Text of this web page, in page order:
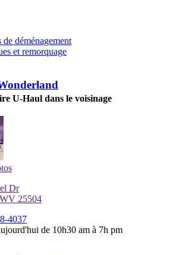
de déménagement
et remorquage
U-Haul dans le voisinage
Dr
25504
4037
de 10h30 am à 7h pm